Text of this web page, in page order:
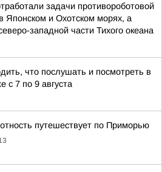
задачи противороботовой
Японском и Охотском морях, а
западной части Тихого океана
что послушать и посмотреть в
с 7 по 9 августа
путешествует по Приморью